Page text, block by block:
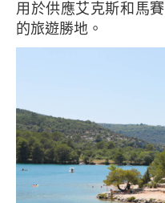
用於供應艾克斯和馬
的旅遊勝地。